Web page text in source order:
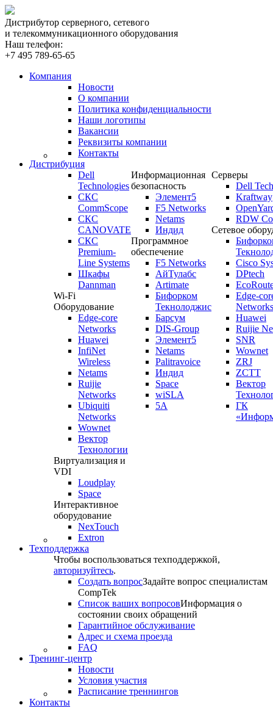
Дистрибутор серверного, сетевого
и телекоммуникационного оборудования
Наш телефон:
+7 495 789-65-65
Компания
Новости
О компании
Политика конфиденциальности
Наши логотипы
Вакансии
Реквизиты компании
Контакты
Дистрибуция
Dell
Technologies
СКС
CommScope
СКС
CANOVATE
СКС
Premium-
Line Systems
Шкафы
Dannman
Wi-Fi
Оборудование
Edge-core
Networks
Huawei
InfiNet
Wireless
Netams
Ruijie
Networks
Ubiquiti
Networks
Wownet
Вектор
Технологии
Виртуализация и
VDI
Loudplay
Space
Интерактивное
оборудование
NexTouch
Extron
Информационная
безопасность
Элемент5
F5 Networks
Netams
Индид
Программное
обеспечение
F5 Networks
АйТулабс
Artimate
Бифорком
Текнолоджис
Барсум
DIS-Group
Элемент5
Netams
Palitravoice
Индид
Space
wiSLA
5A
Серверы
Dell
Kraftway
RDW
Сетевое
Cisco
DPtech
Edge-
Networks
Huawei
Ruijie
SNR
Wownet
ZRJ
ZCTT
Вектор
ГК
Техподдержка
Чтобы воспользоваться техподдержкой,
авторизуйтесь.
Создать вопросЗадайте вопрос специалистам
CompTek
Список ваших вопросовИнформация о
состоянии своих обращений
Гарантийное обслуживание
Адрес и схема проезда
FAQ
Тренинг-центр
Новости
Условия участия
Расписание треннингов
Контакты